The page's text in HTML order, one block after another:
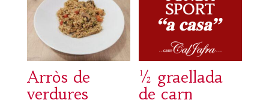
Arròs de
verdures
½ graellada
de carn